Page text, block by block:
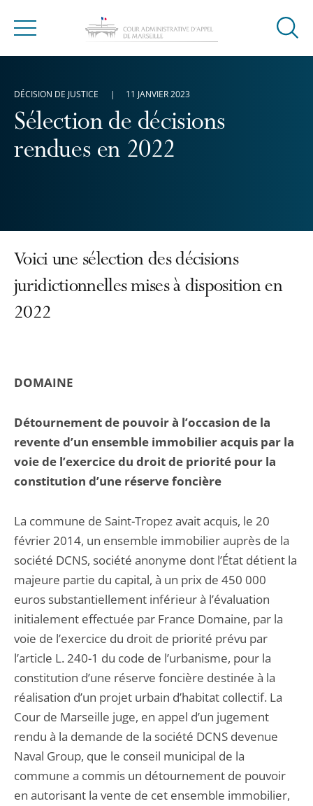
Menu
Ouvrir
Sélection de décisions
rendues en 2022
DÉCISION DE JUSTICE 11 JANVIER 2023
Voici une sélection des décisions
juridictionnelles mises à disposition en
2022
DOMAINE
Détournement de pouvoir à l’occasion de la
revente d’un ensemble immobilier acquis par la
voie de l’exercice du droit de priorité pour la
constitution d’une réserve foncière
La commune de Saint-Tropez avait acquis, le 20
février 2014, un ensemble immobilier auprès de la
société DCNS, société anonyme dont l’État détient la
majeure partie du capital, à un prix de 450 000
euros substantiellement inférieur à l’évaluation
initialement effectuée par France Domaine, par la
voie de l’exercice du droit de priorité prévu par
l’article L. 240-1 du code de l’urbanisme, pour la
constitution d’une réserve foncière destinée à la
réalisation d’un projet urbain d’habitat collectif. La
Cour de Marseille juge, en appel d’un jugement
rendu à la demande de la société DCNS devenue
Naval Group, que le conseil municipal de la
commune a commis un détournement de pouvoir
en autorisant la vente de cet ensemble immobilier,